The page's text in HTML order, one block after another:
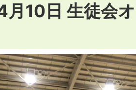
月10日 生徒会